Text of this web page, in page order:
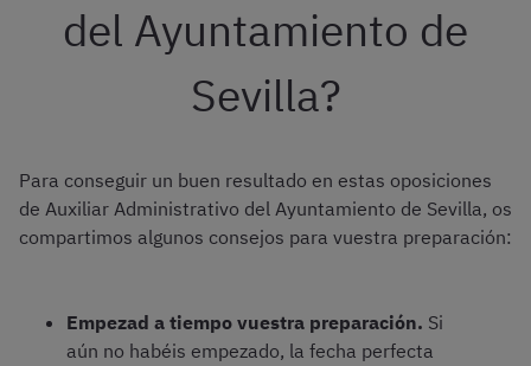
del Ayuntamiento de
Sevilla?
Para conseguir un buen resultado en estas oposiciones
de Auxiliar Administrativo del Ayuntamiento de Sevilla, os
compartimos algunos consejos para vuestra preparación:
Empezad a tiempo vuestra preparación. Si
aún no habéis empezado, la fecha perfecta